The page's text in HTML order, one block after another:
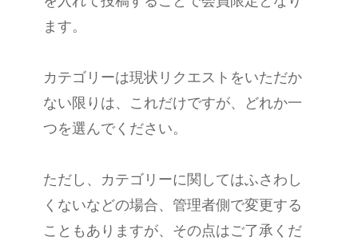
ます。
カテゴリーは現状リクエストをいただか
ない限りは、これだけですが、どれか一
つを選んでください。
ただし、カテゴリーに関してはふさわし
くないなどの場合、管理者側で変更する
こともありますが、その点はご了承くだ